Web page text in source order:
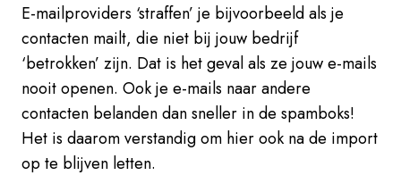
E-mailproviders ‘straffen’ je bijvoorbeeld als je
contacten mailt, die niet bij jouw bedrijf
‘betrokken’ zijn. Dat is het geval als ze jouw e-mails
nooit openen. Ook je e-mails naar andere
contacten belanden dan sneller in de spamboks!
Het is daarom verstandig om hier ook na de import
op te blijven letten.